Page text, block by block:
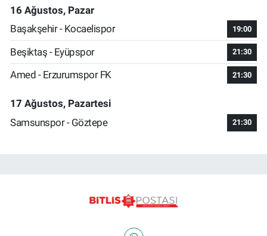
16 Ağustos, Pazar
Başakşehir - Kocaelispor
19:00
Beşiktaş - Eyüpspor 21:30
Amed - Erzurumspor FK 21:30
17 Ağustos, Pazartesi
Samsunspor - Göztepe
21:30